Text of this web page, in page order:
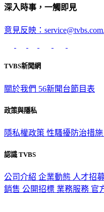
深入時事，一觸即見
意見反映：
TVBS新聞網
關於我們 56新聞台節目表
政策與隱私
隱私權政策 性騷擾防治措施
認識 TVBS
公司介紹 企業動態 人才招
銷售 公開招標 業務服務 官